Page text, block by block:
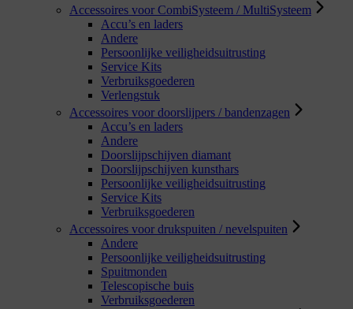
Accessoires voor CombiSysteem / MultiSysteem
Accu’s en laders
Andere
Persoonlijke veiligheidsuitrusting
Service Kits
Verbruiksgoederen
Verlengstuk
Accessoires voor doorslijpers / bandenzagen
Accu’s en laders
Andere
Doorslijpschijven diamant
Doorslijpschijven kunsthars
Persoonlijke veiligheidsuitrusting
Service Kits
Verbruiksgoederen
Accessoires voor drukspuiten / nevelspuiten
Andere
Persoonlijke veiligheidsuitrusting
Spuitmonden
Telescopische buis
Verbruiksgoederen